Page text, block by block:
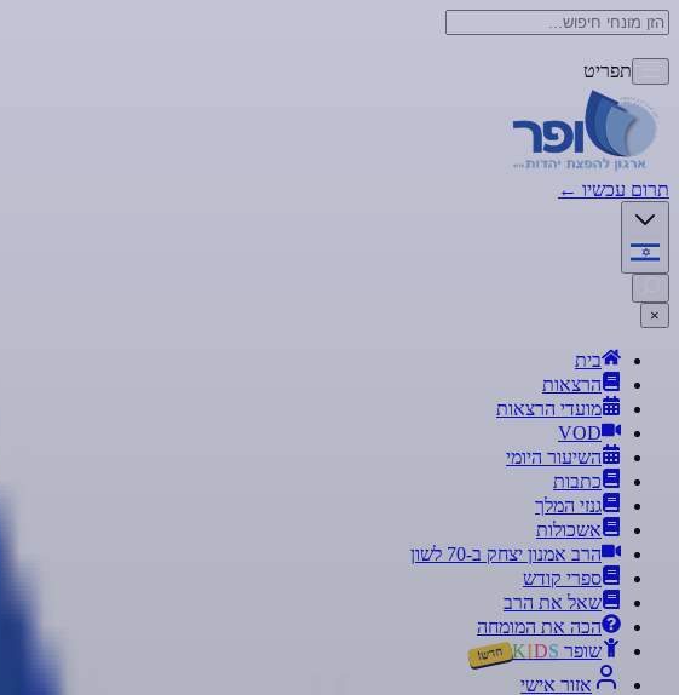
תפריט
תרום עכשיו ←
×
בית
הרצאות
מועדי הרצאות
VOD
השיעור היומי
כתבות
גנזי המלך
אשכולות
הרב אמנון יצחק ב-70 לשון
ספרי קודש
שאל את הרב
הכה את המומחה
שופר
KIDS חדש!
אזור אישי